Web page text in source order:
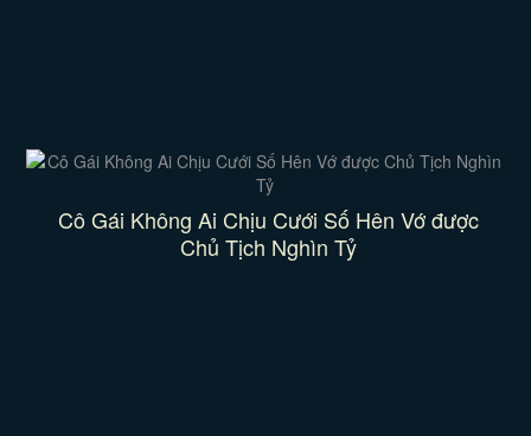
Cô Gái Không Ai Chịu Cưới Số Hên Vớ được
Chủ Tịch Nghìn Tỷ